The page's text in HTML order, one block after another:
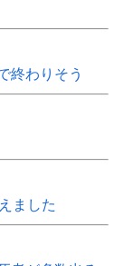
終わりそう
ました